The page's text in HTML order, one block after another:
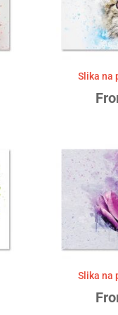
Slika na
Slika na